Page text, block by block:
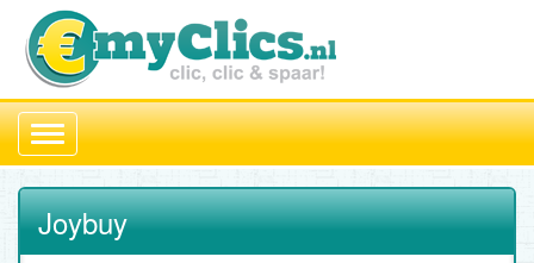
Toggle
navigation
Joybuy